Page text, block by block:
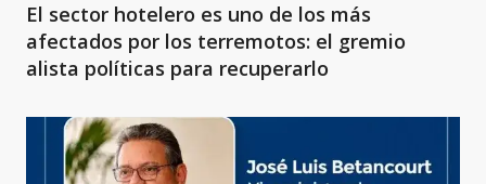
El sector hotelero es uno de los más
afectados por los terremotos: el gremio
alista políticas para recuperarlo